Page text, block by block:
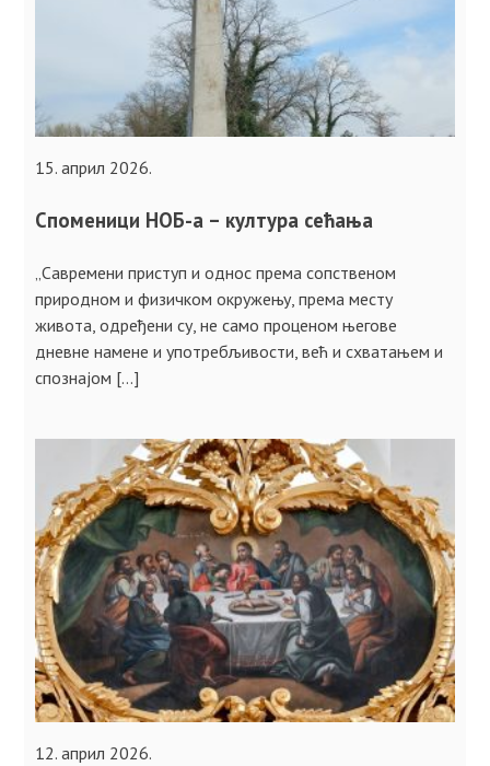
15. април 2026.
Споменици НОБ-а – култура сећања
„Савремени приступ и однос према сопственом
природном и физичком окружењу, према месту
живота, одређени су, не само проценом његове
дневне намене и употребљивости, већ и схватањем и
спознајом […]
12. април 2026.